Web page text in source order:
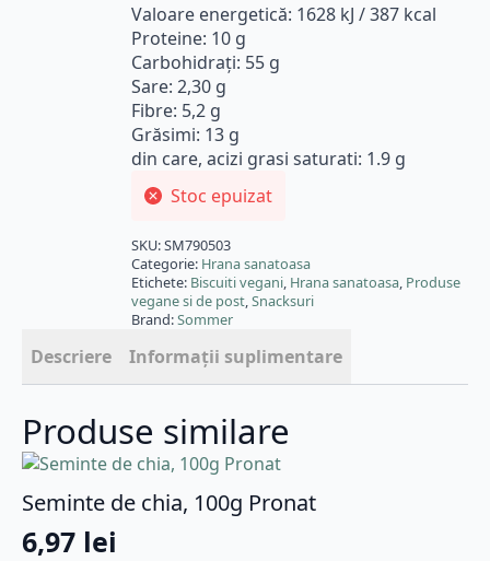
Valoare energetică: 1628 kJ / 387 kcal
Proteine: 10 g
Carbohidrați: 55 g
Sare: 2,30 g
Fibre: 5,2 g
Grăsimi: 13 g
din care, acizi grasi saturati: 1.9 g
Stoc epuizat
SKU:SM790503
Categorie: Hrana sanatoasa
Etichete: Biscuiti vegani, Hrana sanatoasa, Produse
vegane si de post,Snacksuri
Brand:Sommer
Descriere Informații suplimentare
Produse similare
Seminte de chia, 100g Pronat
6,97 lei